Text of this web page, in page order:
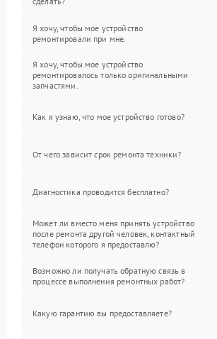
Я хочу, чтобы мое устройство
ремонтировали при мне.
Я хочу, чтобы мое устройство
ремонтировалось только оригинальными
запчастями.
Как я узнаю, что мое устройство готово?
От чего зависит срок ремонта техники?
Диагностика проводится бесплатно?
Может ли вместо меня принять устройство
после ремонта другой человек, контактный
телефон которого я предоставлю?
Возможно ли получать обратную связь в
процессе выполнения ремонтных работ?
Какую гарантию вы предоставляете?